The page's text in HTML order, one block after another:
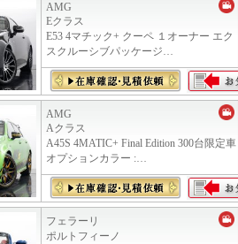
AMG
Eクラス
E53 4マチック+ クーペ １オーナー エク
スクルーシブパッケージ…
AMG
Aクラス
A45S 4MATIC+ Final Edition 300台限定車
オプションカラー :…
フェラーリ
ポルトフィーノ